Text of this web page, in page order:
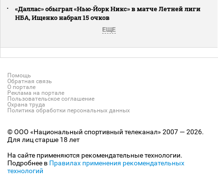
«Даллас» обыграл «Нью‑Йорк Никс» в матче Летней лиги
НБА, Ищенко набрал 15 очков
ЕЩЕ
Помощь
Обратная связь
О портале
Реклама на портале
Пользовательское соглашение
Охрана труда
Политика обработки персональных данных
© ООО «Национальный спортивный телеканал» 2007 — 2026.
Для лиц старше 18 лет
На сайте применяются рекомендательные технологии.
Подробнее в Правилах применения рекомендательных
технологий